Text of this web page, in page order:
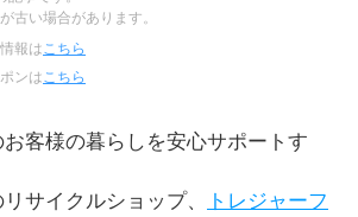
古い場合があります。
報は こちら
ンは こちら
客様の暮らしを安心サポートす
サイクルショップ、
トレジャーフ